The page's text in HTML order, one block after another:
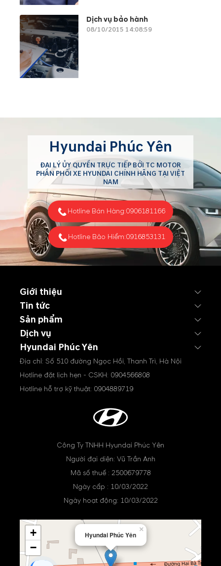
Dịch vụ bảo hành
08/10/2015 14:08:59
Hyundai Phúc Yên
ĐẠI LÝ ỦY QUYỀN TRỰC TIẾP BỞI TC MOTOR
PHÂN PHỐI XE HYUNDAI CHÍNH HÃNG TẠI VIỆT
NAM
Hotline Bán Hàng:0906181166
Hotline Bảo Hiểm:0916853131
Giới thiệu
Tin tức
Sản phẩm
Dịch vụ
Hyundai Phúc Yên
Địa chỉ: Số 510 đường Ngọc Hồi, Thanh Trì, Hà Nội
Hotline đặt lịch hẹn - CSKH: 0904566808
Hotline hỗ trợ kỹ thuật: 0904889719
Công Ty TNHH Hyundai Phúc Yên
Người đại diện: Vũ Trần Anh
Mã số thuế : 2500679778
Ngày cấp : 10/03/2022
Ngày hoạt động: 10/03/2022
Hyundai Phúc Yên
×
+
−